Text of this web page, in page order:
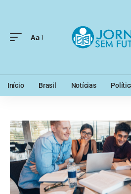
Aa
Início Brasil Notícias